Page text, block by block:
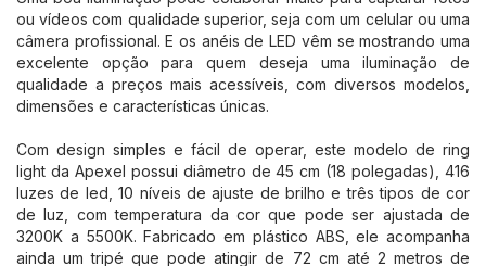
ou vídeos com qualidade superior, seja com um celular ou uma
câmera profissional. E os anéis de LED vêm se mostrando uma
excelente opção para quem deseja uma iluminação de
qualidade a preços mais acessíveis, com diversos modelos,
dimensões e características únicas.
Com design simples e fácil de operar, este modelo de ring
light da Apexel possui diâmetro de 45 cm (18 polegadas), 416
luzes de led, 10 níveis de ajuste de brilho e três tipos de cor
de luz, com temperatura da cor que pode ser ajustada de
3200K a 5500K. Fabricado em plástico ABS, ele acompanha
ainda um tripé que pode atingir de 72 cm até 2 metros de